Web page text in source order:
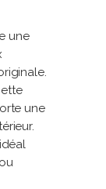
une
une